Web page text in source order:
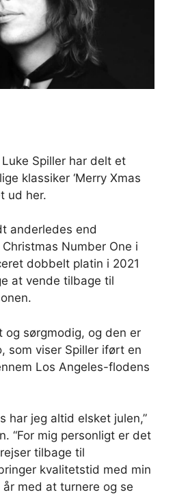
Spiller har delt et
klassiker ‘Merry Xmas
ud her.
anderledes end
Number One i
dobbelt platin i 2021
at vende tilbage til
sørgmodig, og den er
som viser Spiller iført en
Los Angeles-flodens
har jeg altid elsket julen,”
“For mig personligt er det
tilbage til
kvalitetstid med min
med at turnere og se